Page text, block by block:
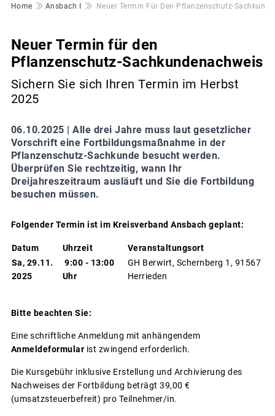
Pfadnavigation
Home Ansbach I Neuer Termin Für Den Pflanzenschutz-
Neuer Termin für den
Pflanzenschutz-Sachkundenachweis
Sichern Sie sich Ihren Termin im Herbst
2025
06.10.2025 | Alle drei Jahre muss laut gesetzlicher
Vorschrift eine Fortbildungsmaßnahme in der
Pflanzenschutz-Sachkunde besucht werden.
Überprüfen Sie rechtzeitig, wann Ihr
Dreijahreszeitraum ausläuft und Sie die Fortbildung
besuchen müssen.
Folgender Termin ist im Kreisverband Ansbach geplant:
Datum Uhrzeit
Veranstaltungsort
Sa, 29.11.
2025
9:00 - 13:00
Uhr
GH Berwirt, Schernberg 1, 91567
Herrieden
Bitte beachten Sie:
Eine schriftliche Anmeldung mit anhängendem
Anmeldeformular ist zwingend erforderlich.
Die Kursgebühr inklusive Erstellung und Archivierung des
Nachweises der Fortbildung beträgt 39,00 €
(umsatzsteuerbefreit) pro Teilnehmer/in.